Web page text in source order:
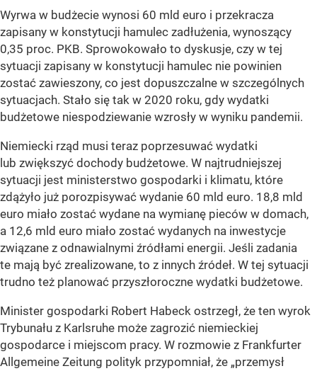
Wyrwa w budżecie wynosi 60 mld euro i przekracza
zapisany w konstytucji hamulec zadłużenia, wynoszący
0,35 proc. PKB. Sprowokowało to dyskusje, czy w tej
sytuacji zapisany w konstytucji hamulec nie powinien
zostać zawieszony, co jest dopuszczalne w szczególnych
sytuacjach. Stało się tak w 2020 roku, gdy wydatki
budżetowe niespodziewanie wzrosły w wyniku pandemii.
Niemiecki rząd musi teraz poprzesuwać wydatki
lub zwiększyć dochody budżetowe. W najtrudniejszej
sytuacji jest ministerstwo gospodarki i klimatu, które
zdążyło już porozpisywać wydanie 60 mld euro. 18,8 mld
euro miało zostać wydane na wymianę pieców w domach,
a 12,6 mld euro miało zostać wydanych na inwestycje
związane z odnawialnymi źródłami energii. Jeśli zadania
te mają być zrealizowane, to z innych źródeł. W tej sytuacji
trudno też planować przyszłoroczne wydatki budżetowe.
Minister gospodarki Robert Habeck ostrzegł, że ten wyrok
Trybunału z Karlsruhe może zagrozić niemieckiej
gospodarce i miejscom pracy. W rozmowie z Frankfurter
Allgemeine Zeitung polityk przypomniał, że „przemysł